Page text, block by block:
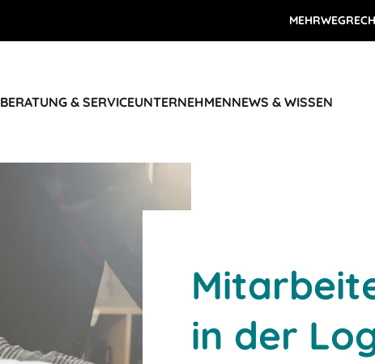
BERATUNG & SERVICEUNTERNEHMENNEWS & WISSEN
in der